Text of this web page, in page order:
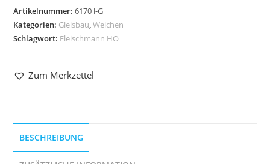
Artikelnummer:6170 l-G
Kategorien: Gleisbau,Weichen
Schlagwort: Fleischmann HO
Zum Merkzettel
BESCHREIBUNG